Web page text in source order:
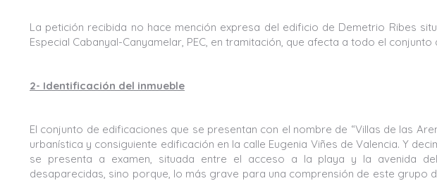
La petición recibida no hace mención expresa del edificio de Demetrio Ribes
Especial Cabanyal-Canyamelar, PEC, en tramitación, que afecta a todo el conjunto
2- Identificación del inmueble
El conjunto de edificaciones que se presentan con el nombre de “Villas de las
urbanística y consiguiente edificación en la calle Eugenia Viñes de Valencia. Y
se presenta a examen, situada entre el acceso a la playa y la avenida
desaparecidas, sino porque, lo más grave para una comprensión de este grupo